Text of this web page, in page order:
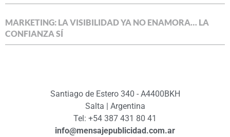
MARKETING: LA VISIBILIDAD YA NO ENAMORA… LA
CONFIANZA SÍ
Santiago de Estero 340 - A4400BKH
Salta | Argentina
Tel: +54 387 431 80 41
info@mensajepublicidad.com.ar